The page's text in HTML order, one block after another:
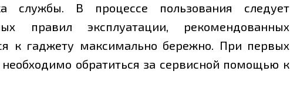
службы. В процессе пользования следует
правил эксплуатации, рекомендованных
к гаджету максимально бережно. При первых
необходимо обратиться за сервисной помощью к